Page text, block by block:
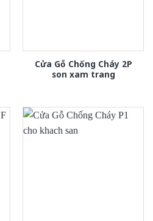
Cửa Gỗ Chống Cháy 2P
son xam trang